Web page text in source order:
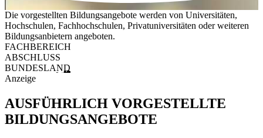
Die vorgestellten Bildungsangebote werden von Universitäten,
Hochschulen, Fachhochschulen, Privatuniversitäten oder weiteren
Bildungsanbietern angeboten.
FACHBEREICH
ABSCHLUSS
BUNDESLAND
Anzeige
AUSFÜHRLICH VORGESTELLTE
BILDUNGSANGEBOTE